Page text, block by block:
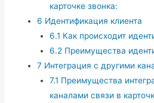
карточке звонка:
6 Идентификация клиента
6.1 Как происходит
6.2 Преимущества
7 Интеграция с другими
7.1 Преимущества
каналами связи в